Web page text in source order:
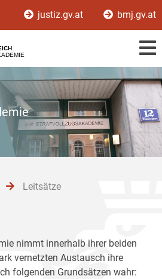
justiz.gv.at bmj.gv.at
Leitsätze
nimmt innerhalb ihrer beiden
vernetzten Austausch ihre
folgenden Grundsätzen wahr: